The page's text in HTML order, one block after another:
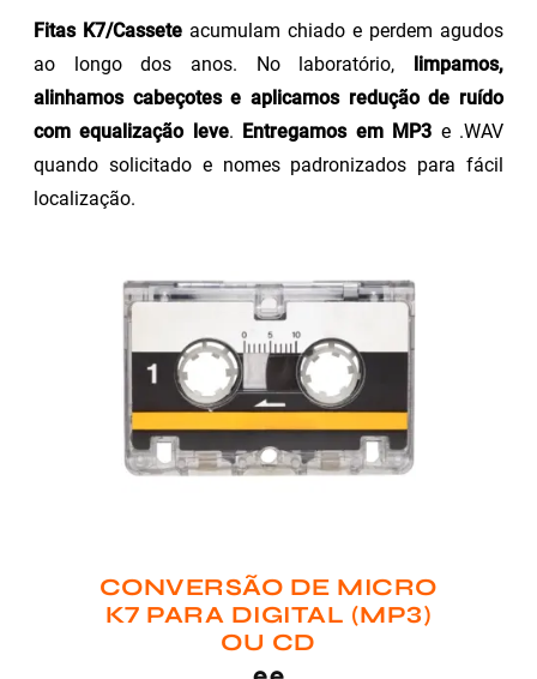
Fitas K7/Cassete acumulam chiado e perdem agudos
ao longo dos anos. No laboratório, limpamos,
alinhamos cabeçotes e aplicamos redução de ruído
com equalização leve. Entregamos em MP3 e .WAV
quando solicitado e nomes padronizados para fácil
localização.
CONVERSÃO DE MICRO
K7 PARA DIGITAL (MP3)
OU CD